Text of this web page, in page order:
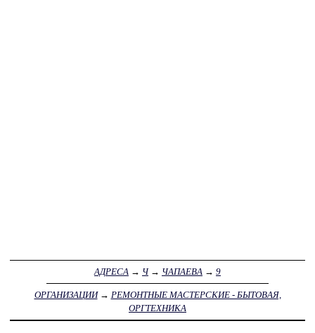
АДРЕСА → Ч→ ЧАПАЕВА → 9
ОРГАНИЗАЦИИ→ РЕМОНТНЫЕ МАСТЕРСКИЕ - БЫТОВАЯ,
ОРГТЕХНИКА